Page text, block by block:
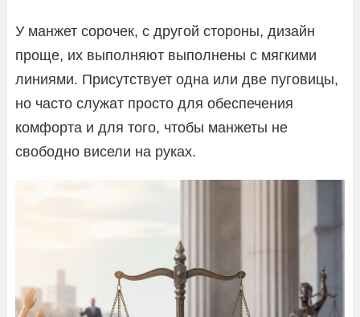
У манжет сорочек, с другой стороны, дизайн
проще, их выполняют выполнены с мягкими
линиями. Присутствует одна или две пуговицы,
но часто служат просто для обеспечения
комфорта и для того, чтобы манжеты не
свободно висели на руках.